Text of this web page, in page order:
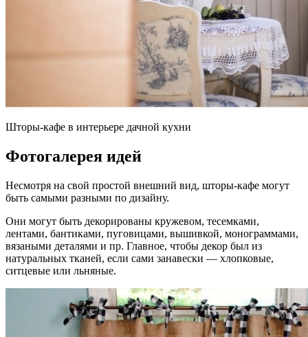
Шторы-кафе в интерьере дачной кухни
Фотогалерея идей
Несмотря на свой простой внешний вид, шторы-кафе могут
быть самыми разными по дизайну.
Они могут быть декорированы кружевом, тесемками,
лентами, бантиками, пуговицами, вышивкой, монограммами,
вязаными деталями и пр. Главное, чтобы декор был из
натуральных тканей, если сами занавески — хлопковые,
ситцевые или льняные.